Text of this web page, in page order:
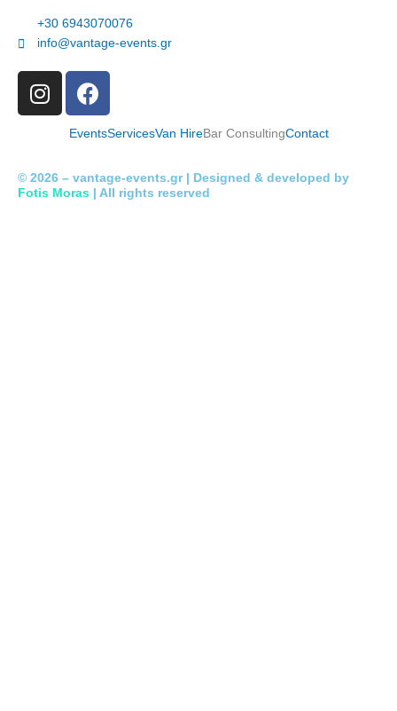
+30 6943070076
info@vantage-events.gr
I
n
a
g
F
a
c
b
o
EventsServicesVan HireBar ConsultingContact
© 2026 – vantage-events.gr| Designed & developed by
Fotis Moras
| All rights reserved